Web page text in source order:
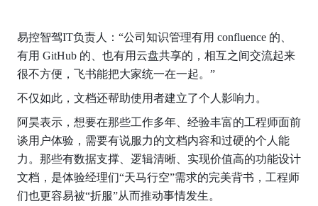
易控智驾IT负责人：“公司知识管理有用 confluence 的、
有用 GitHub 的、也有用云盘共享的，相互之间交流起来
很不方便，飞书能把大家统一在一起。”
不仅如此，文档还帮助使用者建立了个人影响力。
阿昊表示，想要在那些工作多年、经验丰富的工程师面前
谈用户体验，需要有说服力的文档内容和过硬的个人能
力。那些有数据支撑、逻辑清晰、实现价值高的功能设计
文档，是体验经理们“天马行空”需求的完美背书，工程师
们也更容易被“折服”从而推动事情发生。